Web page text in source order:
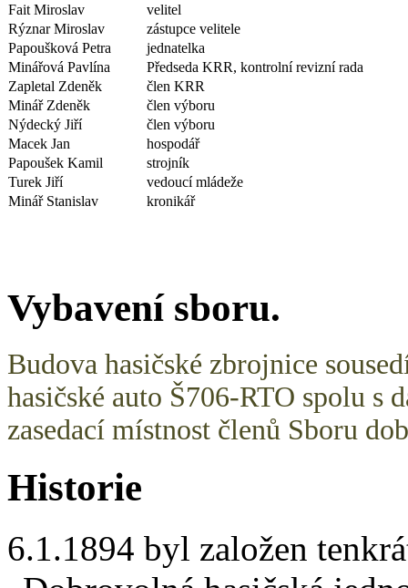
Fait Miroslav
velitel
Rýznar Miroslav
zástupce velitele
Papoušková Petra
jednatelka
Minářová Pavlína
Předseda KRR, kontrolní revizní rada
Zapletal Zdeněk
člen KRR
Minář Zdeněk
člen výboru
Nýdecký Jiří
člen výboru
Macek Jan
hospodář
Papoušek Kamil
strojník
Turek Jiří
vedoucí mládeže
Minář Stanislav
kronikář
Vybavení sboru.
Budova hasičské zbrojnice
hasičské auto Š706-RTO spolu s
zasedací místnost členů Sboru
Historie
6.1.1894 byl založen